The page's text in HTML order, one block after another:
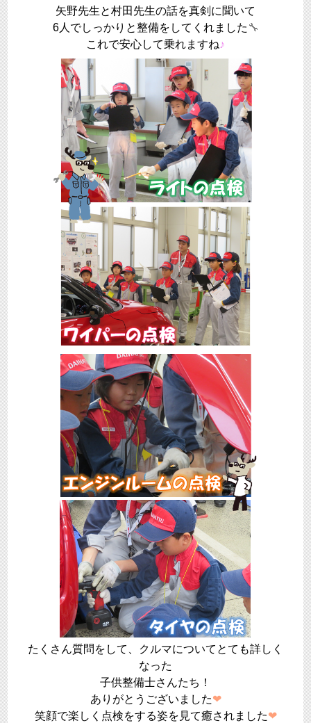
矢野先生と村田先生の話を真剣に聞いて
6人でしっかりと整備をしてくれました 🔧
これで安心して乗れますね♪
たくさん質問をして、クルマについてとても詳しく
なった
子供整備士さんたち！
ありがとうございました❤
笑顔で楽しく点検をする姿を見て癒されました❤